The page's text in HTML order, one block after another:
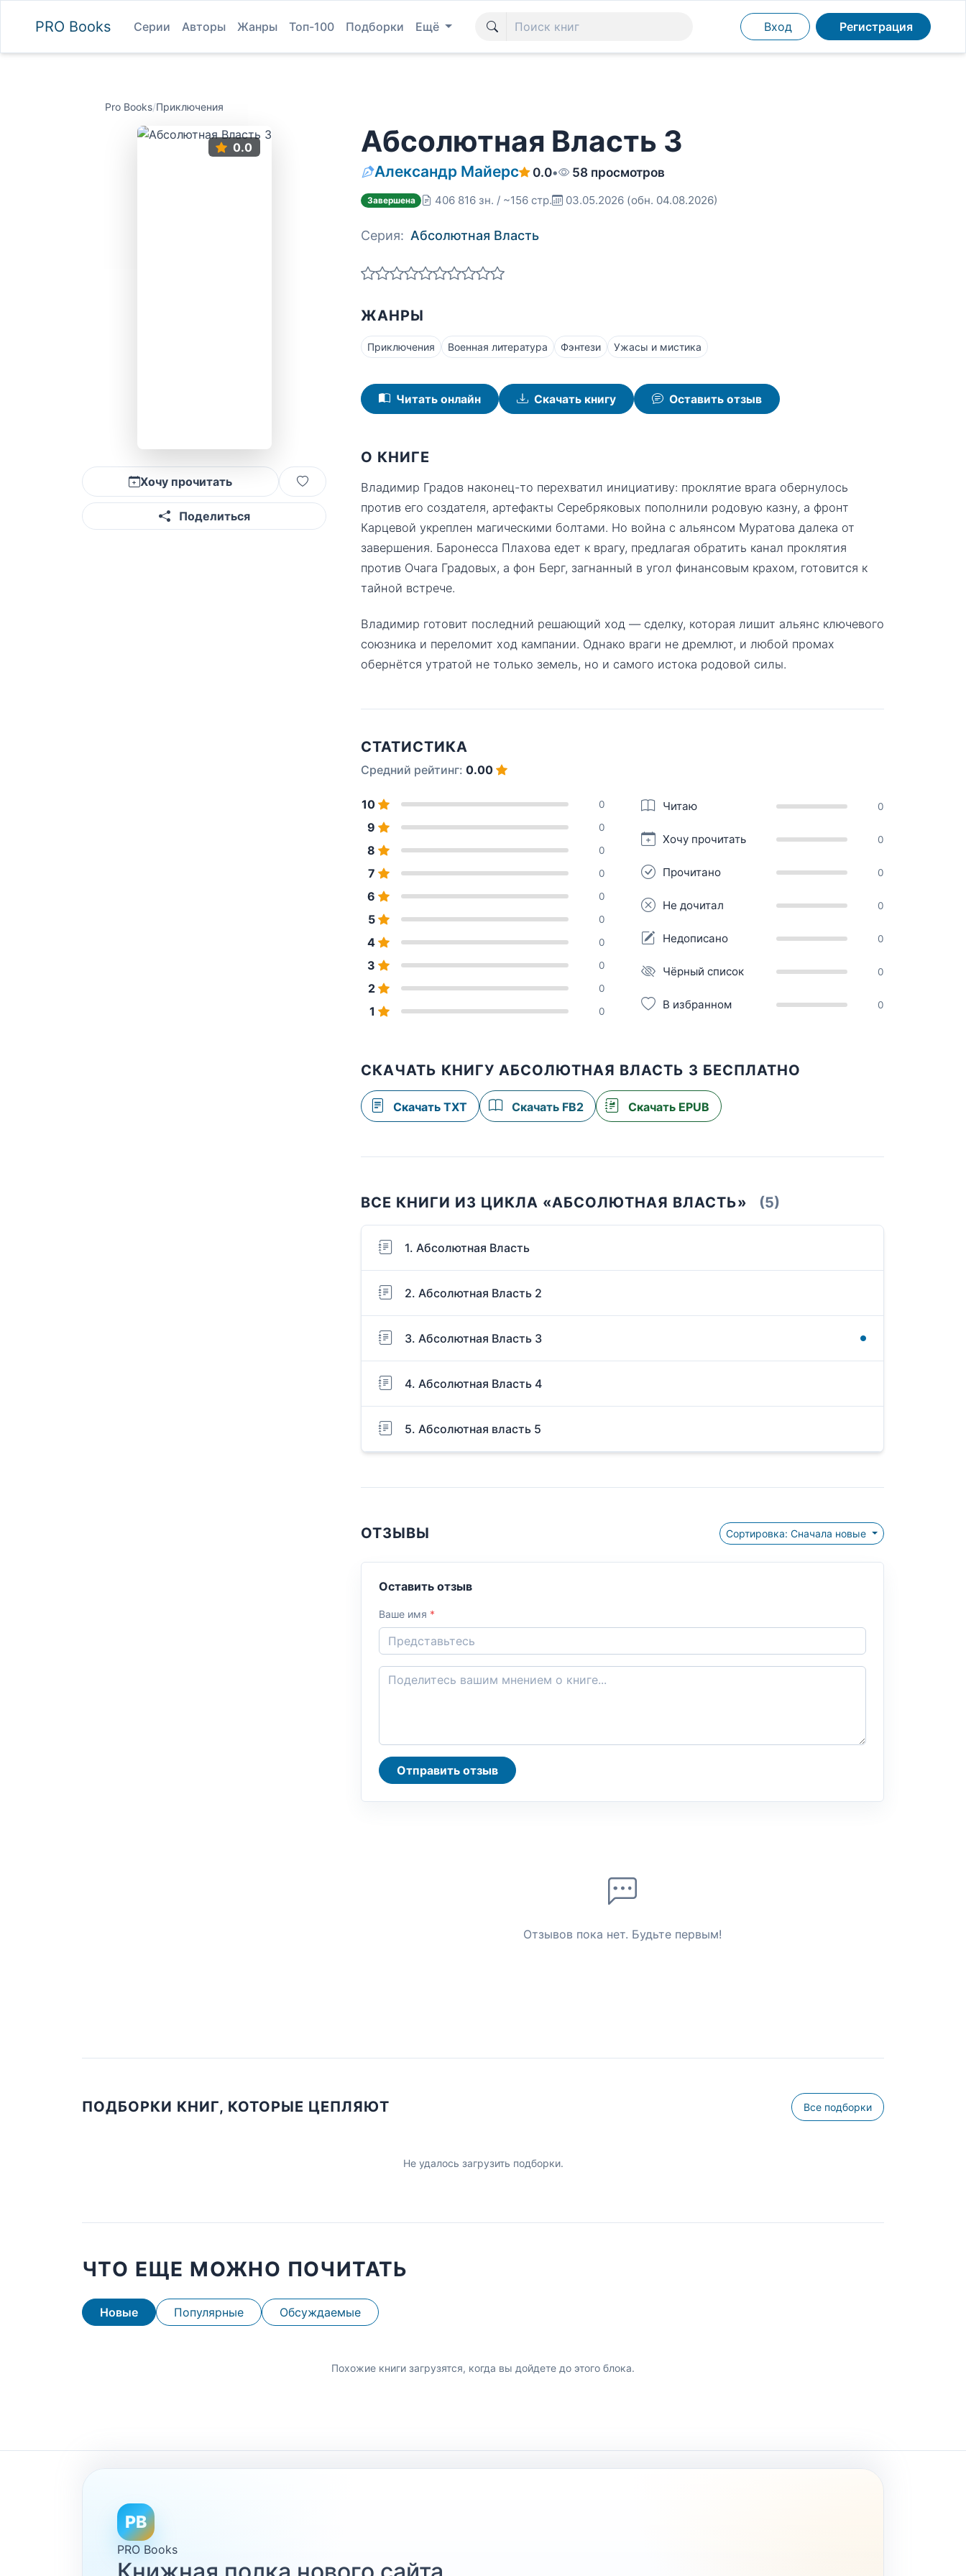
PRO Books Серии Авторы Жанры Топ-100 Подборки Ещё Вход Регистрация
Pro Books/Приключения
0.0
Хочу прочитать
Поделиться
Абсолютная Власть 3
Александр Майерс 0.0• 58 просмотров
Завершена 406 816 зн. / ~156 стр. 03.05.2026 (обн. 04.08.2026)
Серия: Абсолютная Власть
ЖАНРЫ
Приключения Военная литература Фэнтези Ужасы и мистика
Читать онлайн Скачать книгу Оставить отзыв
О КНИГЕ
Владимир Градов наконец-то перехватил инициативу: проклятие врага обернулось
против его создателя, артефакты Серебряковых пополнили родовую казну, а фронт
Карцевой укреплен магическими болтами. Но война с альянсом Муратова далека от
завершения. Баронесса Плахова едет к врагу, предлагая обратить канал проклятия
против Очага Градовых, а фон Берг, загнанный в угол финансовым крахом, готовится к
тайной встрече.
Владимир готовит последний решающий ход — сделку, которая лишит альянс ключевого
союзника и переломит ход кампании. Однако враги не дремлют, и любой промах
обернётся утратой не только земель, но и самого истока родовой силы.
СТАТИСТИКА
Средний рейтинг: 0.00
10 0
9 0
8 0
7 0
6 0
5 0
4 0
3 0
2 0
1 0
Читаю 0
Хочу прочитать 0
Прочитано 0
Не дочитал 0
Недописано 0
Чёрный список 0
В избранном 0
СКАЧАТЬ КНИГУ АБСОЛЮТНАЯ ВЛАСТЬ 3 БЕСПЛАТНО
Скачать TXT Скачать FB2 Скачать EPUB
ВСЕ КНИГИ ИЗ ЦИКЛА «АБСОЛЮТНАЯ ВЛАСТЬ» (5)
1. Абсолютная Власть
2. Абсолютная Власть 2
3. Абсолютная Власть 3
4. Абсолютная Власть 4
5. Абсолютная власть 5
ОТЗЫВЫ Сортировка: Сначала новые
Оставить отзыв
Ваше имя *
Отправить отзыв
Отзывов пока нет. Будьте первым!
ПОДБОРКИ КНИГ, КОТОРЫЕ ЦЕПЛЯЮТ Все подборки
Не удалось загрузить подборки.
ЧТО ЕЩЕ МОЖНО ПОЧИТАТЬ
Новые Популярные Обсуждаемые
Похожие книги загрузятся, когда вы дойдете до этого блока.
PB
PRO Books